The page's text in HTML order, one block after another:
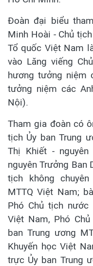
Đoàn đại biểu
Minh Hoài - Chủ
Tổ quốc Việt Nam
vào Lăng viếng
hương tưởng niệm
tưởng niệm các
Nội).
Tham gia đoàn có
tịch Ủy ban Trung
Thị Khiết -
nguyên Trưởng Ban
tịch không
MTTQ Việt Nam;
Phó Chủ tịch
Việt Nam, Phó
ban Trung ương
Khuyến học Việt
trực Ủy ban Trung